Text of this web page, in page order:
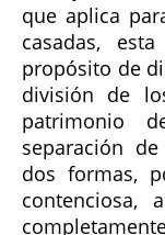
que aplica
casadas,
propósito de
división de
patrimonio
separación
dos formas,
contenciosa,